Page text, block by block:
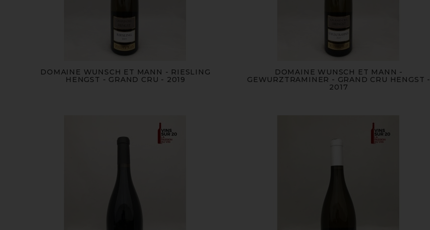
DOMAINE WUNSCH ET MANN - RIESLING
HENGST - GRAND CRU - 2019
DOMAINE WUNSCH ET MANN -
GEWURZTRAMINER - GRAND CRU HENGST -
2017